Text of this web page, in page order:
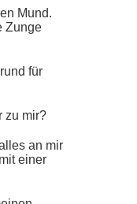
Mund.
Zunge
für
zu mir?
an mir
einer